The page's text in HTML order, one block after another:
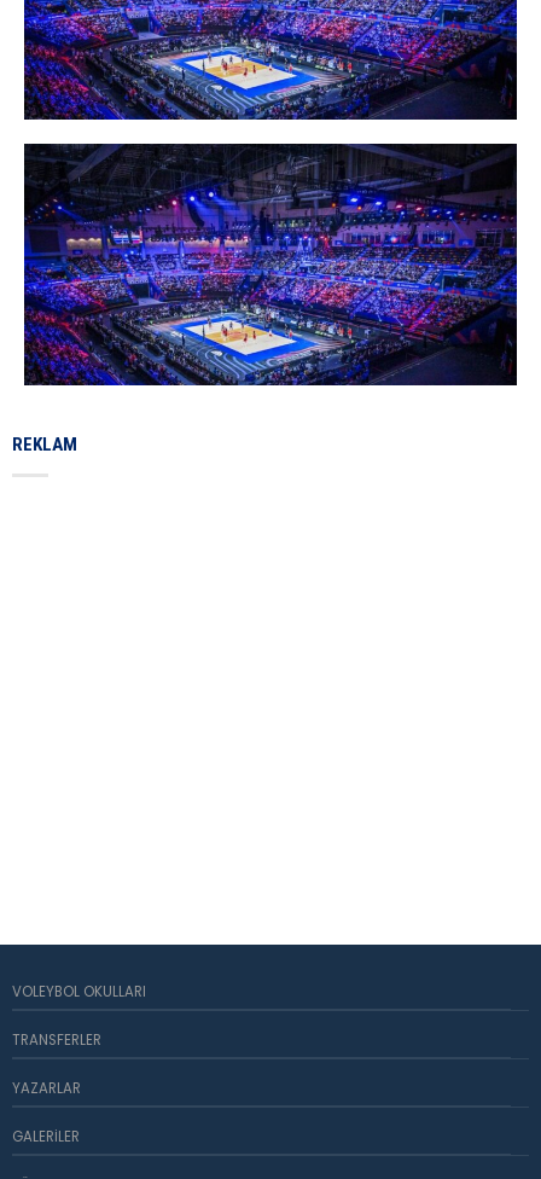
REKLAM
VOLEYBOL OKULLARI
TRANSFERLER
YAZARLAR
GALERILER